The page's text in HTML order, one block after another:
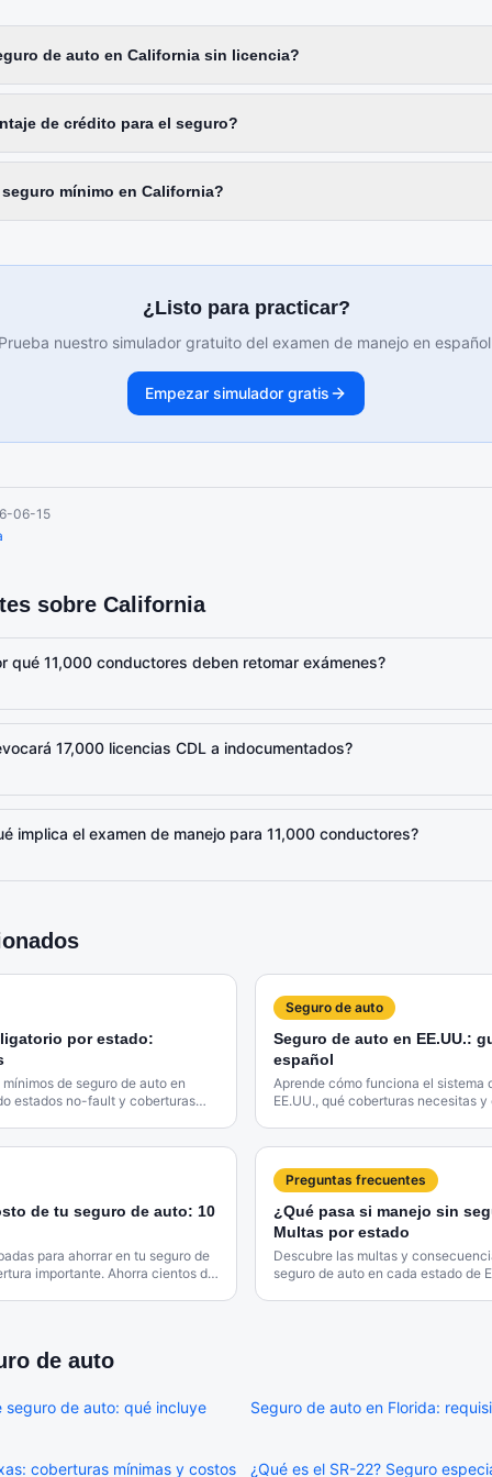
de auto en California sin licencia?
de crédito para el seguro?
mínimo en California?
¿Listo para practicar?
nuestro simulador gratuito del examen de manejo en
Empezar simulador gratis
06-15
sobre California
qué 11,000 conductores deben retomar exámenes?
17,000 licencias CDL a indocumentados?
implica el examen de manejo para 11,000 conductores?
por estado:
de seguro de auto en
estados no-fault y coberturas
Seguro de auto
Seguro de auto en EE.UU.:
español
Aprende cómo funciona el sistema
EE.UU., qué coberturas necesitas
de tu seguro de auto: 10
para ahorrar en tu seguro de
importante. Ahorra cientos de
Preguntas frecuentes
¿Qué pasa si manejo sin
Multas por estado
Descubre las multas y
seguro de auto en cada estado de
de auto
de auto: qué incluye Seguro de auto en Florida:
coberturas mínimas y costos ¿Qué es el SR-22? Seguro